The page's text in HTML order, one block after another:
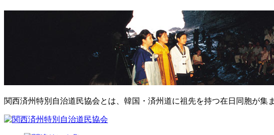
関西済州特別自治道民協会とは、韓国・済州道に祖先を持つ在日同胞が集